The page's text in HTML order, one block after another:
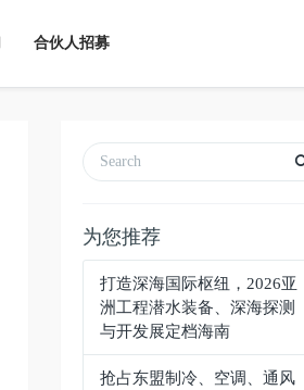
合伙人招募
为您推荐
打造深海国际枢纽，2026亚
洲工程潜水装备、深海探测
与开发展定档海南
抢占东盟制冷、空调、通风